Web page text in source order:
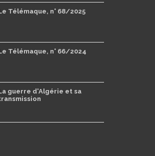
Télémaque, n° 68/2025
Télémaque, n° 66/2024
guerre d'Algérie et sa